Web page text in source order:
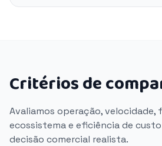
Critérios de
Avaliamos operação, velocidade,
ecossistema e eficiência de
decisão comercial realista.